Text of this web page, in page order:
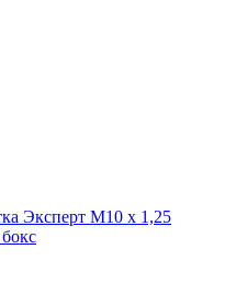
Эксперт M10 x 1,25